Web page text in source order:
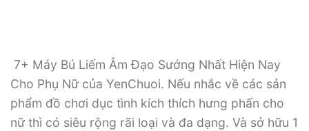
7+ Máy Bú Liếm Âm Đạo Sướng Nhất Hiện Nay
Cho Phụ Nữ của YenChuoi. Nếu nhắc về các sản
phẩm đồ chơi dục tình kích thích hưng phấn cho
nữ thì có siêu rộng rãi loại và đa dạng. Và sở hữu 1